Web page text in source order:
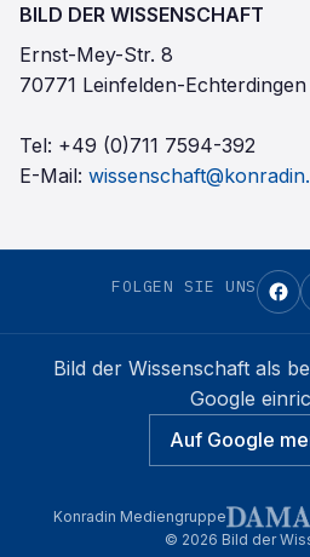
BILD DER WISSENSCHAFT
Ernst-Mey-Str. 8
70771 Leinfelden-Echterdingen
Tel: +49 (0)711 7594-392
E-Mail:
FOLGEN SIE UNS
Bild der Wissenschaft als
Google
Auf Google
Konradin Mediengruppe
© 2026 Bild der